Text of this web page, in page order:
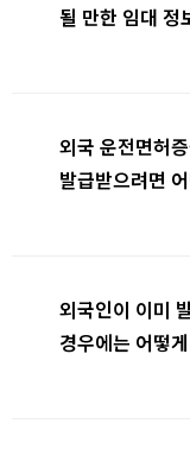
될 만한 임대 정
외국 운전면허
발급받으려면
외국인이 이미
경우에는 어떻